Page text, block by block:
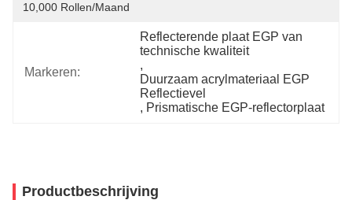
10,000 Rollen/maand
Markeren:
Reflecterende plaat EGP van
technische kwaliteit
,
Duurzaam acrylmateriaal EGP
Reflectievel
, Prismatische EGP-reflectorplaat
Productbeschrijving